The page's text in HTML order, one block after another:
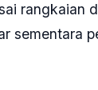
rangkaian
sementara